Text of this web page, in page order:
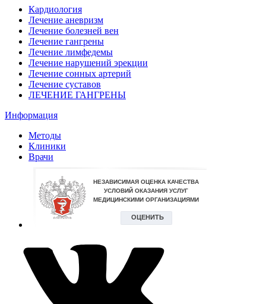
Кардиология
Лечение аневризм
Лечение болезней вен
Лечение гангрены
Лечение лимфедемы
Лечение нарушений эрекции
Лечение сонных артерий
Лечение суставов
ЛЕЧЕНИЕ ГАНГРЕНЫ
Информация
Методы
Клиники
Врачи